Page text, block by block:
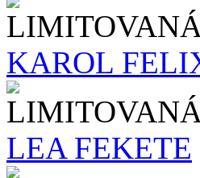
KAROL
LEA FEKETE